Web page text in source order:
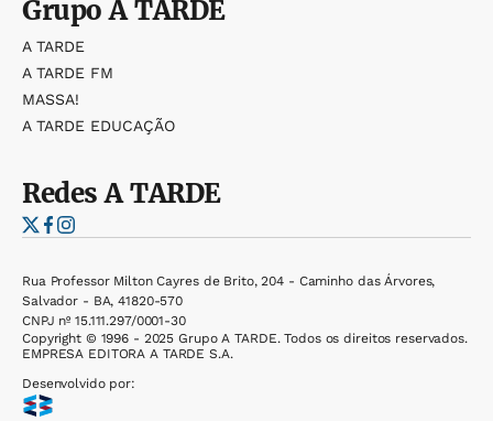
GrupoA TARDE
A TARDE
A TARDE FM
MASSA!
A TARDE EDUCAÇÃO
RedesA TARDE
Rua Professor Milton Cayres de Brito, 204 - Caminho das Árvores,
Salvador - BA, 41820-570
CNPJ nº 15.111.297/0001-30
Copyright © 1996 - 2025 Grupo A TARDE. Todos os direitos reservados.
EMPRESA EDITORA A TARDE S.A.
Desenvolvido por: